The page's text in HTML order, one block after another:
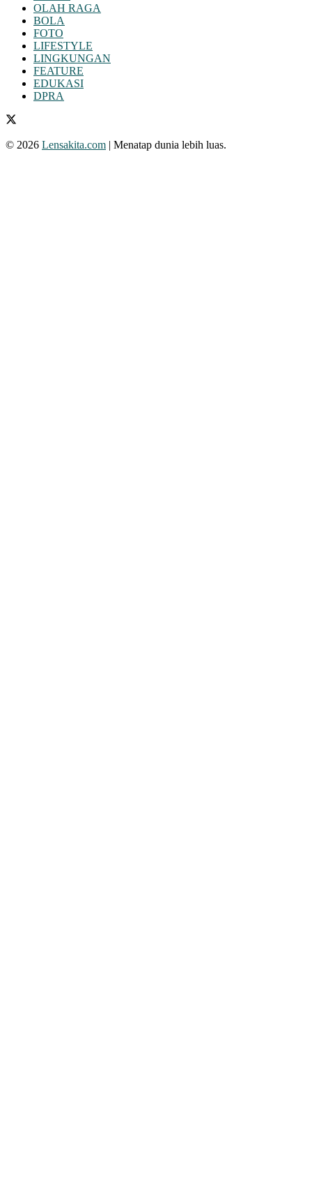
OLAH RAGA
BOLA
FOTO
LIFESTYLE
LINGKUNGAN
FEATURE
EDUKASI
DPRA
© 2026 Lensakita.com | Menatap dunia lebih luas.